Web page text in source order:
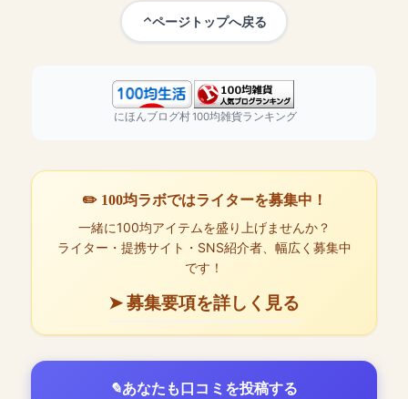
ページトップへ戻る
にほんブログ村100均雑貨ランキング
✏️ 100均ラボではライターを募集中！
一緒に100均アイテムを盛り上げませんか？
ライター・提携サイト・SNS紹介者、幅広く募集中
です！
➤ 募集要項を詳しく見る
あなたも口コミを投稿する